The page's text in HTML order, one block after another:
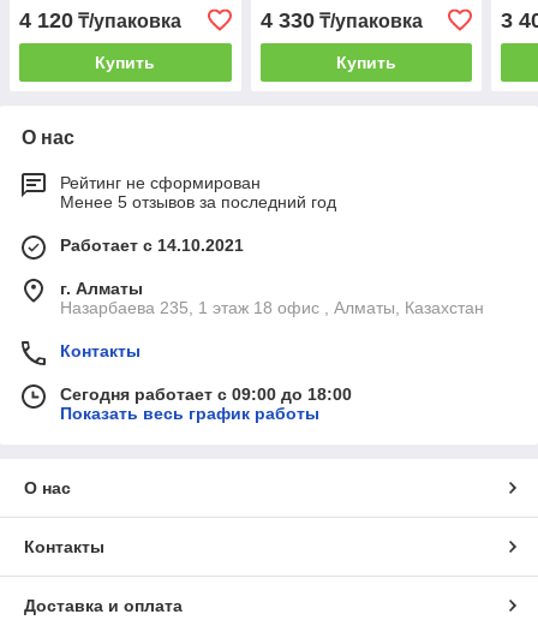
4 120 ₸/упаковка
Купить
4 330₸/упаковка
Купить
3
О нас
Рейтинг не сформирован
Менее 5 отзывов за последний год
Работает с 14.10.2021
г. Алматы
Назарбаева 235, 1 этаж 18 офис , Алматы, Казахстан
Контакты
Сегодня работает с 09:00 до 18:00
Показать весь график работы
О нас
Контакты
Доставка и оплата